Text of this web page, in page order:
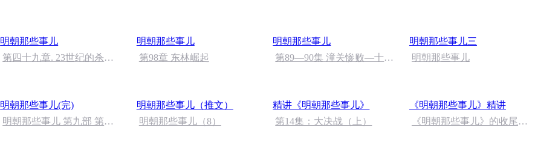
明朝那些事儿
第四十九章. 23世纪的杀机
明朝那些事儿
第98章 东林崛起
明朝那些事儿
第89—90集 潼关惨败—十八
明朝那些事儿三
明朝那些事儿
明朝那些事儿(完)
明朝那些事儿 第九部 第十
明朝那些事儿（推文）
明朝那些事儿（8）
精讲《明朝那些事儿》
第14集：大决战（上）
《明朝那些事儿》精讲
《明朝那些事儿》的收尾，